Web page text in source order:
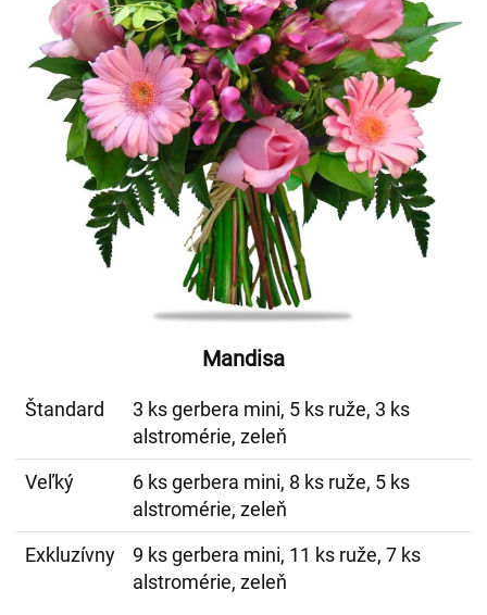
Mandisa
Štandard
3 ks gerbera mini, 5 ks ruže, 3 ks
alstromérie, zeleň
Veľký
6 ks gerbera mini, 8 ks ruže, 5 ks
alstromérie, zeleň
Exkluzívny
9 ks gerbera mini, 11 ks ruže, 7 ks
alstromérie, zeleň